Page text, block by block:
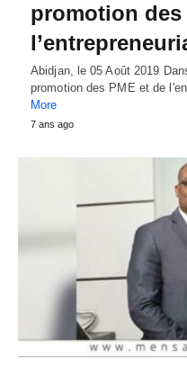
promotion des
Abidjan, le 05 Août 2019
promotion des PME et de
More
7 ans ago